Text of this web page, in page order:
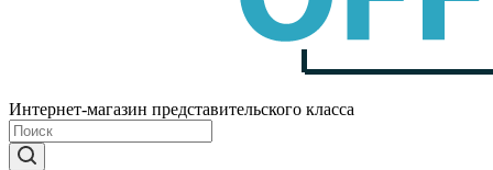
Интернет-магазин представительского класса